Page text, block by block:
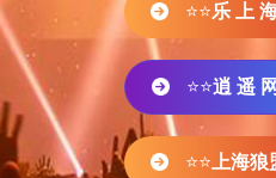
⭐⭐乐 上
⭐⭐逍 遥 网
⭐⭐ 上海狼